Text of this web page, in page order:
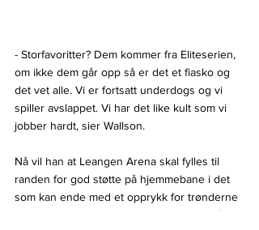
- Storfavoritter? Dem kommer fra Eliteserien,
om ikke dem går opp så er det et fiasko og
det vet alle. Vi er fortsatt underdogs og vi
spiller avslappet. Vi har det like kult som vi
jobber hardt, sier Wallson.
Nå vil han at Leangen Arena skal fylles til
randen for god støtte på hjemmebane i det
som kan ende med et opprykk for trønderne
og tilbake til Eliteserien for første gang på 11